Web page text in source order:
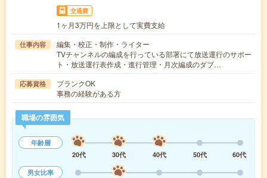
交通費
1ヶ月3万円を上限として実費支給
仕事内容
編集・校正・制作・ライター
TVチャンネルの編成を行っている部署にて放送運行のサポー
ト・放送運行表作成・進行管理・月次編成のダブ…
応募資格
ブランクOK
事務の経験がある方
職場の雰囲気
年齢層
20代
30代 40代 50代
60代
男女比率